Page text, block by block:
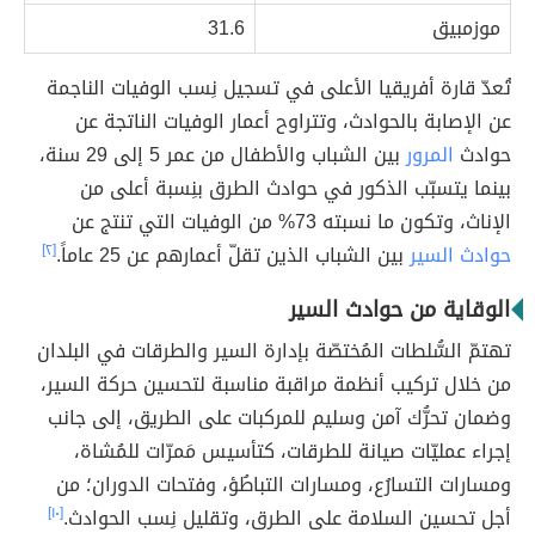
موزمبيق
31.6
تُعدّ قارة أفريقيا الأعلى في تسجيل نِسب الوفيات الناجمة
عن الإصابة بالحوادث، وتتراوح أعمار الوفيات الناتجة عن
حوادث المرور
بين الشباب والأطفال من عمر 5 إلى 29 سنة،
بينما يتسبّب الذكور في حوادث الطرق بنِسبة أعلى من
الإناث، وتكون ما نسبته 73% من الوفيات التي تنتج عن
حوادث السيربين الشباب الذين تقلّ أعمارهم عن 25 عاماً. [٢]
الوقاية من حوادث السير
تهتمّ السُّلطات المُختصّة بإدارة السير والطرقات في البلدان
من خلال تركيب أنظمة مراقبة مناسبة لتحسين حركة السير،
وضمان تحرُّك آمن وسليم للمركبات على الطريق، إلى جانب
إجراء عمليّات صيانة للطرقات، كتأسيس مَمرّات للمُشاة،
ومسارات التسارُع، ومسارات التباطُؤ، وفتحات الدوران؛ من
أجل تحسين السلامة على الطرق، وتقليل نِسب الحوادث.[١٠]